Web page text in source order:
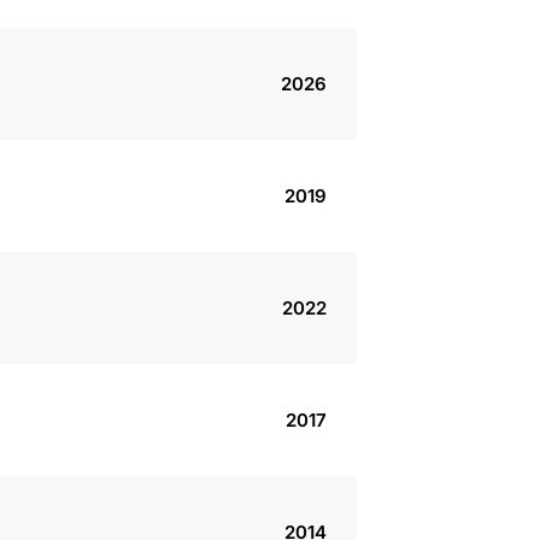
2026
2019
2022
2017
2014